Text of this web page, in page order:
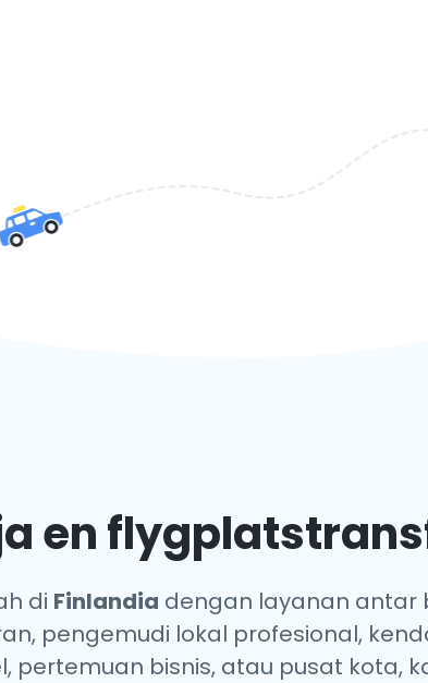
en
di Finlandia dengan layanan antar
pengemudi lokal profesional,
pertemuan bisnis, atau pusat